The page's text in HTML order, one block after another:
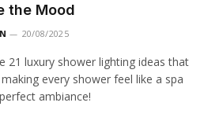
the Mood
20/08/2025
21 luxury shower lighting ideas that
every shower feel like a spa
ambiance!